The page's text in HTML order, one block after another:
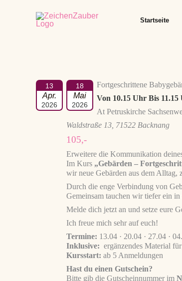
Startseite
13
Apr.
2026
18
Mai
2026
Fortgeschrittene
Von 10.15 Uhr Bis 11.15
At Petruskirche
Waldstraße 13, 71522 Backnang
105,-
Erweitere die Kommunikation
Im Kurs „Gebärden –
wir neue Gebärden aus dem
Durch die enge Verbindung von
Gemeinsam tauchen wir tiefer ein
Melde dich jetzt an und setze eure
Ich freue mich sehr auf euch!
Termine: 13.04 · 20.04 · 27.04 ·
Inklusive: ergänzendes Material
Kursstart: ab 5 Anmeldungen
Hast du einen Gutschein?
Bitte gib die Gutscheinnummer im